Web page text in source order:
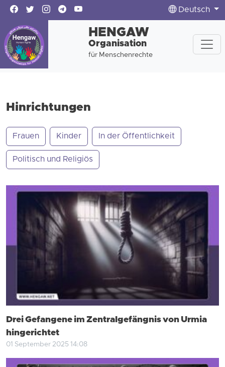
Deutsch
HENGAW
Organisation
für Menschenrechte
Hinrichtungen
Frauen Kinder In der Öffentlichkeit
Politisch und Religiös
Drei Gefangene im Zentralgefängnis von Urmia
hingerichtet
01 September 2025 14:08